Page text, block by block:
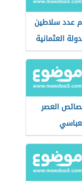
عدد سلاطين
العثمانية
العصر